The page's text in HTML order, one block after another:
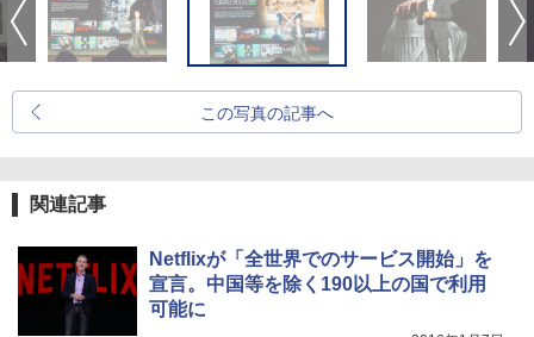
この写真の記事へ
関連記事
Netflixが「全世界でのサービス開始」を
宣言。中国等を除く190以上の国で利用
可能に